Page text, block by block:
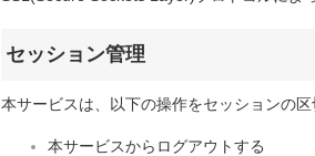
セッション管理
本サービスは、以下の操作をセッションの
本サービスからログアウトする